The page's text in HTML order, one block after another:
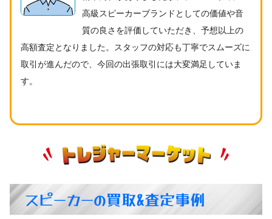
高級スピーカーブランドとしての価値や音
質の良さを評価していただき、予想以上の
高額査定となりました。スタッフの対応も丁寧でスムーズに
取引が進んだので、今回の出張取引には大変満足していま
す。
スピーカーの買取&査定事例